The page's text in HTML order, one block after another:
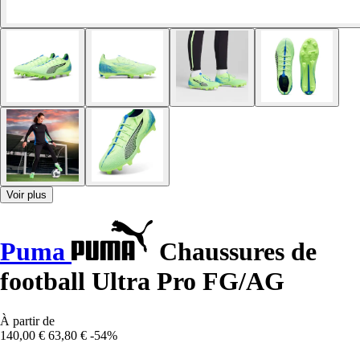
Voir plus
Puma
Chaussures de
football Ultra Pro FG/AG
À partir de
140,00 € 63,80 € -54%